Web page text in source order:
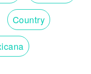
Country